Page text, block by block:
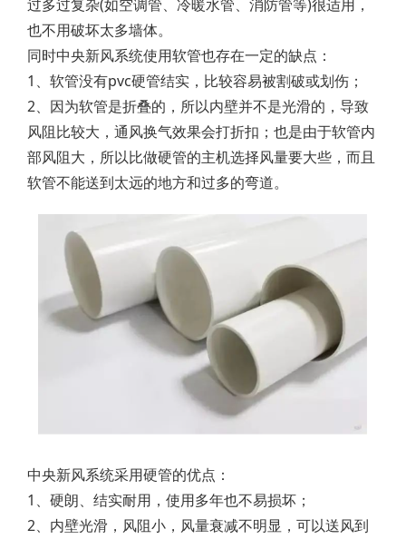
过多过复杂(如空调管、冷暖水管、消防管等)很适用，
也不用破坏太多墙体。
同时中央新风系统使用软管也存在一定的缺点：
1、软管没有pvc硬管结实，比较容易被割破或划伤；
2、因为软管是折叠的，所以内壁并不是光滑的，导致
风阻比较大，通风换气效果会打折扣；也是由于软管内
部风阻大，所以比做硬管的主机选择风量要大些，而且
软管不能送到太远的地方和过多的弯道。
中央新风系统采用硬管的优点：
1、硬朗、结实耐用，使用多年也不易损坏；
2、内壁光滑，风阻小，风量衰减不明显，可以送风到